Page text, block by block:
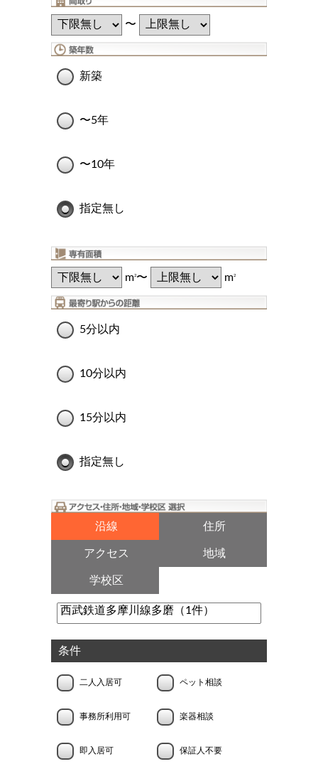
〜
新築
〜5年
〜10年
指定無し
m2〜 m2
5分以内
10分以内
15分以内
指定無し
沿線 住所
アクセス 地域
学校区
条件
二人入居可 ペット相談
事務所利用可 楽器相談
即入居可 保証人不要